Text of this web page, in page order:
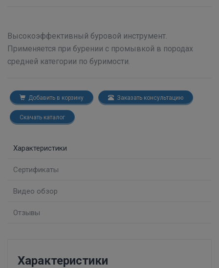
Высокоэффективный буровой инструмент.
Применяется при бурении с промывкой в породах
средней категории по буримости.
Добавить в корзину Заказать консультацию
Скачать каталог
Характеристики
Сертификаты
Видео обзор
Отзывы
Характеристики